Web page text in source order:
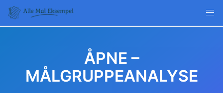
Skip
content
ÅPNE –
MÅLGRUPPEANALYSE